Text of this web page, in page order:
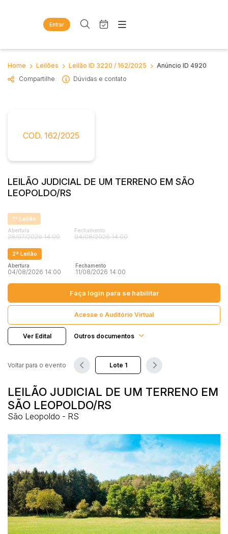
Entrar
Criar conta Entrar
Site
Agenda
Quem Somos
Diversos
Imóveis
Casas
Rural
Terreno
Vaga de Garagem
Máquinas
Máquinas Agrícolas
Máquinas Industriais
Máquinas Pesadas
Sucatas
Veículos
Caminhões
Carros
Motos
Ônibus
Outros
Reboque
Busca por palavra-chave
Bairro
Judiciais Extrajudiciais
R$
Quem Somos
Home Leilões Leilão ID 3220 / 162/2025
Anúncio ID 4920
Compartilhe
Dúvidas e contato
COD. 162/2025
LEILÃO JUDICIAL DE UM TERRENO EM SÃO
LEOPOLDO/RS
1ª Leilão
Abertura
28/07/2026 14:00
Fechamento
04/08/2026 14:00
2ª Leilão
Abertura
04/08/2026 14:00
Fechamento
11/08/2026 14:00
Faça login para se habilitar
Acesse o Auditório Virtual
Ver Edital Outros documentos
LEILÃO JUDICIAL DE UM TERRENO EM
SÃO LEOPOLDO/RS
São Leopoldo - RS
Voltar para o evento